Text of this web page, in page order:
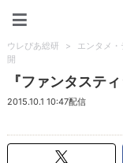
ウレぴあ総研 > エンタメ・
開
『ファンタステ
2015.10.1 10:47配信